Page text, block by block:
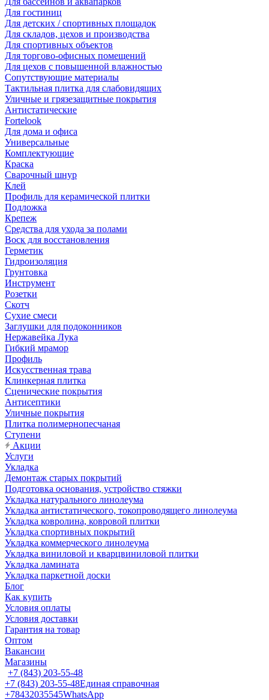
Для гостиниц
Для детских / спортивных площадок
Для складов, цехов и производства
Для спортивных объектов
Для торгово-офисных помещений
Для цехов с повышенной влажностью
Сопутствующие материалы
Тактильная плитка для слабовидящих
Уличные и грязезащитные покрытия
Антистатические
Fortelook
Для дома и офиса
Универсальные
Комплектующие
Краска
Сварочный шнур
Клей
Профиль для керамической плитки
Подложка
Крепеж
Средства для ухода за полами
Воск для восстановления
Герметик
Гидроизоляция
Грунтовка
Инструмент
Розетки
Скотч
Сухие смеси
Заглушки для подоконников
Нержавейка Лука
Гибкий мрамор
Профиль
Искусственная трава
Клинкерная плитка
Сценические покрытия
Антисептики
Уличные покрытия
Плитка полимернопесчаная
Ступени
Акции
Услуги
Укладка
Демонтаж старых покрытий
Подготовка основания, устройство стяжки
Укладка натурального линолеума
Укладка антистатического, токопроводящего линолеума
Укладка ковролина, ковровой плитки
Укладка спортивных покрытий
Укладка коммерческого линолеума
Укладка виниловой и кварцвиниловой плитки
Укладка ламината
Укладка паркетной доски
Блог
Как купить
Условия оплаты
Условия доставки
Гарантия на товар
Оптом
Вакансии
Магазины
+7 (843) 203-55-48
+7 (843) 203-55-48Единая справочная
+78432035545WhatsApp